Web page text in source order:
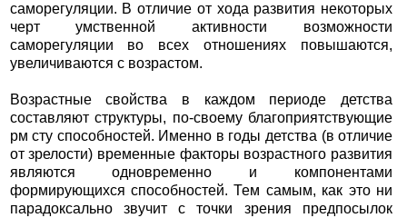
саморегуляции. В отличие от хода развития некоторых
черт умственной активности возможности
саморегуляции во всех отношениях повышаются,
увеличиваются с возрастом.
Возрастные свойства в каждом периоде детства
составляют структуры, по-своему благоприятствующие
рм сту способностей. Именно в годы детства (в отличие
от зрелости) временные факторы возрастного развития
являются одновременно и компонентами
формирующихся способностей. Тем самым, как это ни
парадоксально звучит с точки зрения предпосылок